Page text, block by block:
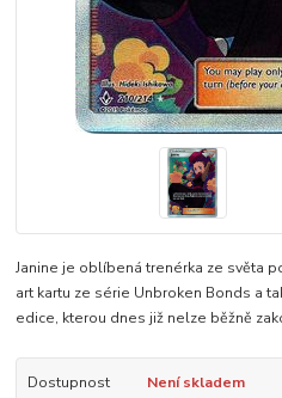
Janine je oblíbená trenérka ze světa
art kartu ze série Unbroken Bonds a
edice, kterou dnes již nelze běžně
Dostupnost
Není skladem